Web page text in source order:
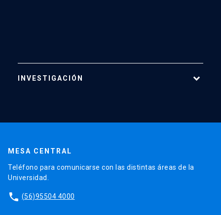
INVESTIGACIÓN
Centros
Proyectos
Laboratorios
MESA CENTRAL
Teléfono para comunicarse con las distintas áreas de la
Universidad.
phone (56)95504 4000